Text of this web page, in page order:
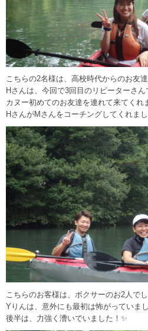
こちらの2名様は、高校時代からのお友
Hさんは、今回で3回目のリピーターさん
カヌー初めてのお友達を連れて来てくれ
HさんがMさんをコーチングしてくれま
こちらのお客様は、ボクサーのお2人で
Yりんは、意外にも最初は怖がっていま
後半は、力強く漕いでいました！✨